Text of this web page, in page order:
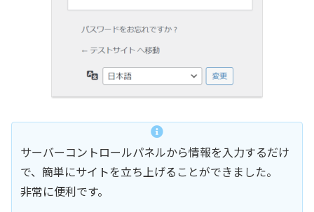
サーバーコントロールパネルから情報を入力するだけ
で、簡単にサイトを立ち上げることができました。
非常に便利です。